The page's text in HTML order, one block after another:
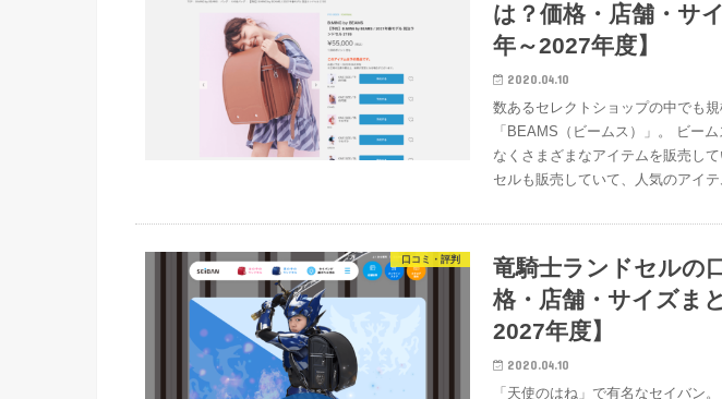
は？価格・店舗・サ
年～2027年度】
2020.04.10
数あるセレクトショップの中でも
「BEAMS（ビームス）」。 ビー
なくさまざまなアイテムを販売し
セルも販売していて、人気のアイ
口コミ・評判
竜騎士ランドセルの
格・店舗・サイズま
2027年度】
2020.04.10
「天使のはね」で有名なセイバン